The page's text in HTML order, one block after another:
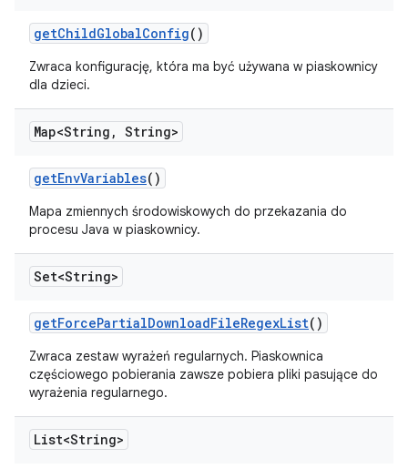
getChildGlobalConfig()
Zwraca konfigurację, która ma być używana w piaskownicy
dla dzieci.
Map<String , String>
getEnvVariables()
Mapa zmiennych środowiskowych do przekazania do
procesu Java w piaskownicy.
Set<String>
getForcePartialDownloadFileRegexList()
Zwraca zestaw wyrażeń regularnych. Piaskownica
częściowego pobierania zawsze pobiera pliki pasujące do
wyrażenia regularnego.
List<String>